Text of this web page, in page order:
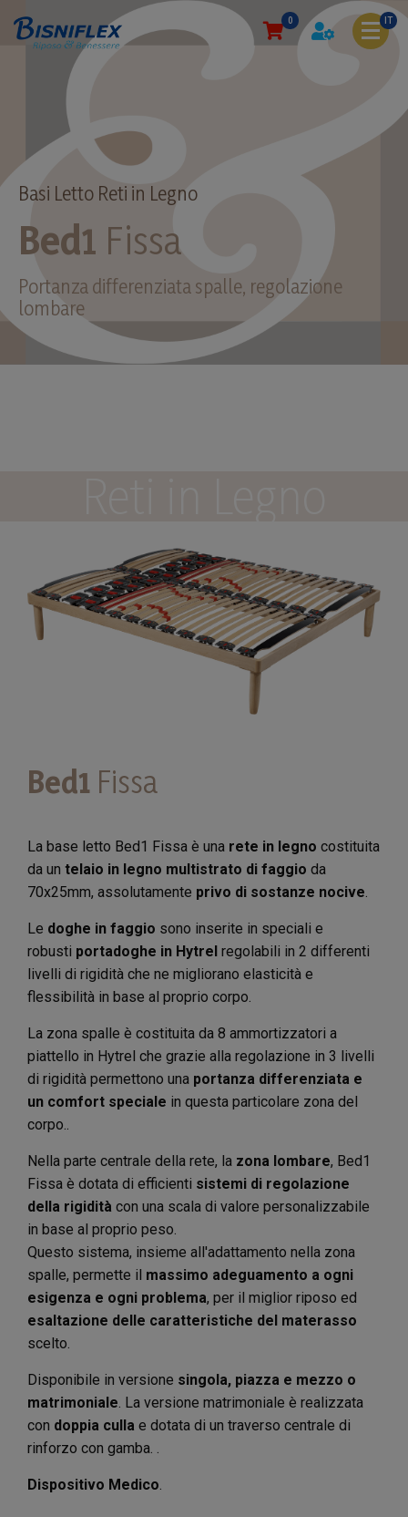
0 IT
Basi Letto Reti in Legno
Bed1 Fissa
Portanza differenziata spalle, regolazione
lombare
Bed1 Fissa
La base letto Bed1 Fissa è una rete in legno costituita
da un telaio in legno multistrato di faggio da
70x25mm, assolutamente privo di sostanze nocive.
Le doghe in faggio sono inserite in speciali e
robusti portadoghe in Hytrel regolabili in 2 differenti
livelli di rigidità che ne migliorano elasticità e
flessibilità in base al proprio corpo.
La zona spalle è costituita da 8 ammortizzatori a
piattello in Hytrel che grazie alla regolazione in 3 livelli
di rigidità permettono una portanza differenziata e
un comfort speciale in questa particolare zona del
corpo..
Nella parte centrale della rete, la zona lombare, Bed1
Fissa è dotata di efficienti sistemi di regolazione
della rigidità con una scala di valore personalizzabile
in base al proprio peso.
Questo sistema, insieme all'adattamento nella zona
spalle, permette il massimo adeguamento a ogni
esigenza e ogni problema, per il miglior riposo ed
esaltazione delle caratteristiche del materasso
scelto.
Disponibile in versione singola, piazza e mezzo o
matrimoniale. La versione matrimoniale è realizzata
con doppia culla e dotata di un traverso centrale di
rinforzo con gamba. .
Dispositivo Medico.